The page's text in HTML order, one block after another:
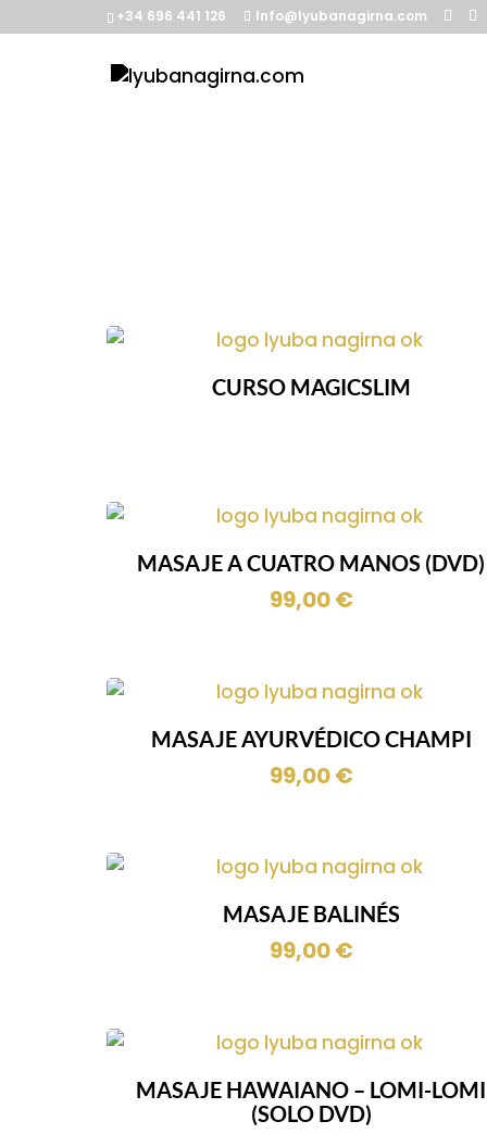
+34 696 441 126 Info@lyubanagirna.com
CURSO MAGICSLIM
MASAJE A CUATRO MANOS (DVD)
99,00€
MASAJE AYURVÉDICO CHAMPI
99,00€
MASAJE BALINÉS
99,00€
MASAJE HAWAIANO – LOMI-LOMI
(SOLO DVD)